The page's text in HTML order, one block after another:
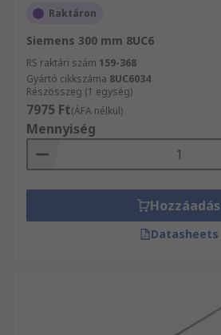
Raktáron
Siemens 300 mm 8UC6
RS raktári szám 159-368
Gyártó cikkszáma 8UC6034
Részösszeg (1 egység)
7975 Ft(ÁFA nélkül)
Mennyiség
Hozzáadás
Datasheets